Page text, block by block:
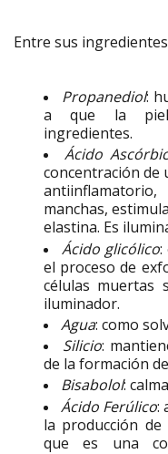
Entre sus
Propanediol:
a que la piel
ingredientes.
Ácido
concentración de
manchas,
elastina. Es
Ácido glicólico:
el proceso de
células muertas
iluminador.
Agua: como
Silicio:
de la formación
Bisabolol:
Ácido Ferúlico:
la producción
que es una